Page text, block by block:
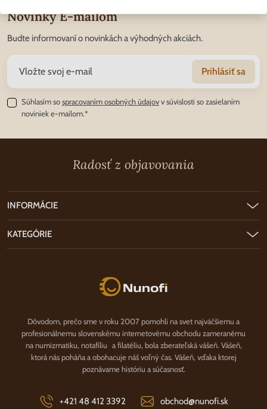
Novinky E-mailom
Budte informovaní o novinkách a výhodných akciách.
Prihlásiť sa
Súhlasím sospracovaním osobných údajovv súvislosti so zasielaním
noviniek e-mailom.*
Radosť z objavovania
Nunofi.sk
Dôvodom, prečo sme v roku 2007 pomohli na svet najväčšiemu a
profesionálnemu slovenskému internetovému obchodu zameranému
na numizmatiku, notafíliu a filatéliu, bola zberateľská vášeň. Vášeň,
ktorá nás poháňa a obohacuje náš voľný čas. Vášeň, vďaka ktorej
poznávame históriu a súčasnosť.
+421 48 412 3392 obchod@nunofi.sk
INFORMÁCIE
KATEGÓRIE